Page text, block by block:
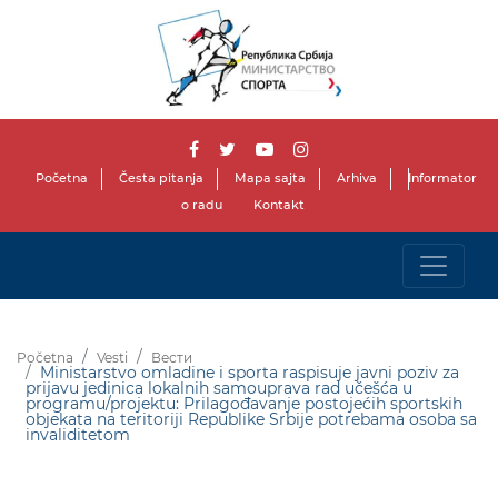
Početna Česta pitanja Mapa sajta Arhiva
Informator
o radu
Kontakt
Početna Vesti Вести
Ministarstvo omladine i sporta raspisuje javni poziv za
prijavu jedinica lokalnih samouprava rad učešća u
programu/projektu: Prilagođavanje postojećih sportskih
objekata na teritoriji Republike Srbije potrebama osoba sa
invaliditetom